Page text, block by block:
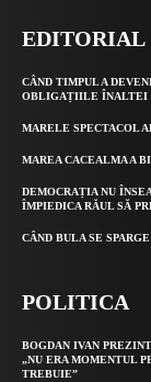
EDITORIAL
CÂND TIMPUL A
OBLIGAȚIILE ÎNALTEI
MARELE SPECTACOL
MAREA CACEALMA A
DEMOCRAȚIA NU
ÎMPIEDICA RĂUL SĂ
CÂND BULA SE SPARGE
POLITICA
BOGDAN IVAN
„NU ERA MOMENTUL
TREBUIE”